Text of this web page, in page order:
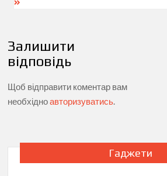
Залишити
відповідь
Щоб відправити коментар вам
необхідноавторизуватись.
Гаджети